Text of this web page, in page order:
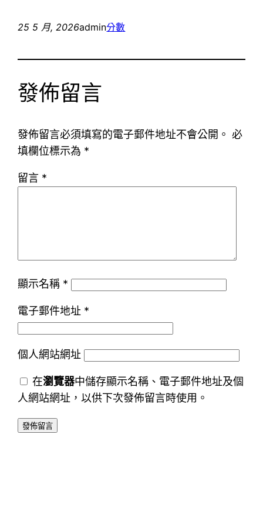
25 5 月, 2026admin分數
發佈留言
發佈留言必須填寫的電子郵件地址不會公開。 必
填欄位標示為 *
留言 *
顯示名稱 *
電子郵件地址 *
個人網站網址
在瀏覽器中儲存顯示名稱、電子郵件地址及個
人網站網址，以供下次發佈留言時使用。